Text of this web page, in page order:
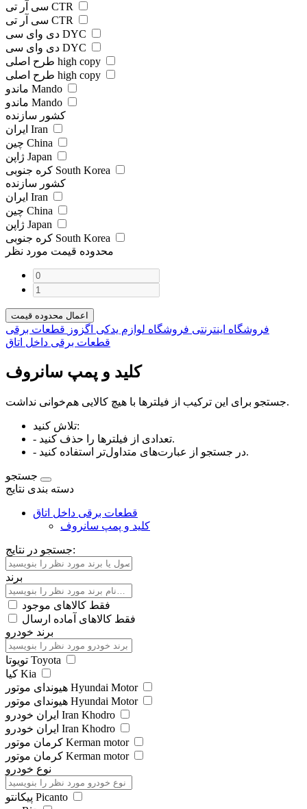
سی آر تی CTR
سی آر تی CTR
دی وای سی DYC
دی وای سی DYC
طرح اصلی high copy
طرح اصلی high copy
ماندو Mando
ماندو Mando
کشور سازنده
ایران Iran
چین China
ژاپن Japan
کره جنوبی South Korea
کشور سازنده
ایران Iran
چین China
ژاپن Japan
کره جنوبی South Korea
محدوده قیمت مورد نظر
اعمال محدوده قیمت
فروشگاه اینترنتی فروشگاه لوازم یدکی اگزوز قطعات برقی
قطعات برقی داخل اتاق
کلید و پمپ سانروف
جستجو برای این ترکیب از فیلترها با هیچ کالایی هم‌خوانی نداشت.
تلاش کنید:
- تعدادی از فیلترها را حذف کنید.
- در جستجو از عبارت‌های متداول‌تر استفاده کنید.
دسته بندی نتایج
قطعات برقی داخل اتاق
کلید و پمپ سانروف
جستجو در نتایج:
برند
فقط کالاهای موجود
فقط کالاهای آماده ارسال
برند خودرو
تویوتا Toyota
کیا Kia
هیوندای موتور Hyundai Motor
هیوندای موتور Hyundai Motor
ایران خودرو Iran Khodro
ایران خودرو Iran Khodro
کرمان موتور Kerman motor
کرمان موتور Kerman motor
نوع خودرو
پیکانتو Picanto